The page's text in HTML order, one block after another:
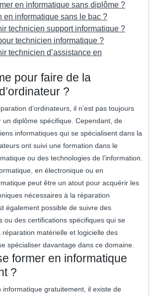
en informatique sans diplôme ?
en informatique sans le bac ?
technicien support informatique ?
technicien informatique ?
technicien d’assistance en
pour faire de la
?
d’ordinateurs, il n’est pas toujours
un diplôme spécifique. Cependant, de
informatiques qui se spécialisent dans la
ont suivi une formation dans le
ou des technologies de l’information.
en électronique ou en
peut être un atout pour acquérir les
nécessaires à la réparation
également possible de suivre des
ou des certifications spécifiques qui se
matérielle et logicielle des
spécialiser davantage dans ce domaine.
former en informatique
?
informatique gratuitement, il existe de